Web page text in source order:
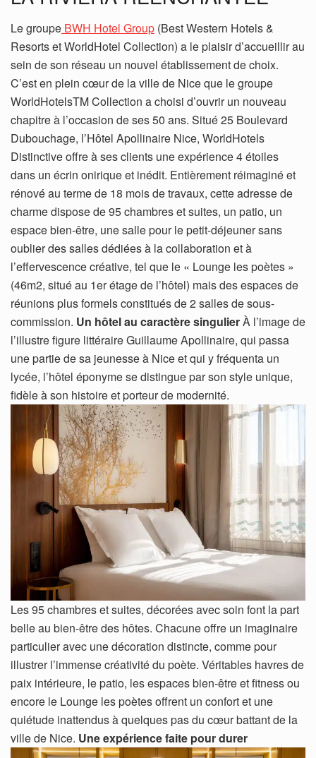
Le groupe BWH Hotel Group (Best Western Hotels &
Resorts et WorldHotel Collection) a le plaisir d’accueillir au
sein de son réseau un nouvel établissement de choix.
C’est en plein cœur de la ville de Nice que le groupe
WorldHotelsTM Collection a choisi d’ouvrir un nouveau
chapitre à l’occasion de ses 50 ans. Situé 25 Boulevard
Dubouchage, l’Hôtel Apollinaire Nice, WorldHotels
Distinctive offre à ses clients une expérience 4 étoiles
dans un écrin onirique et inédit. Entièrement réimaginé et
rénové au terme de 18 mois de travaux, cette adresse de
charme dispose de 95 chambres et suites, un patio, un
espace bien-être, une salle pour le petit-déjeuner sans
oublier des salles dédiées à la collaboration et à
l’effervescence créative, tel que le « Lounge les poètes »
(46m2, situé au 1er étage de l’hôtel) mais des espaces de
réunions plus formels constitués de 2 salles de sous-
commission. Un hôtel au caractère singulierÀ l’image de
l’illustre figure littéraire Guillaume Apollinaire, qui passa
une partie de sa jeunesse à Nice et qui y fréquenta un
lycée, l’hôtel éponyme se distingue par son style unique,
fidèle à son histoire et porteur de modernité.
Les 95 chambres et suites, décorées avec soin font la part
belle au bien-être des hôtes. Chacune offre un imaginaire
particulier avec une décoration distincte, comme pour
illustrer l’immense créativité du poète. Véritables havres de
paix intérieure, le patio, les espaces bien-être et fitness ou
encore le Lounge les poètes offrent un confort et une
quiétude inattendus à quelques pas du cœur battant de la
ville de Nice. Une expérience faite pour durer